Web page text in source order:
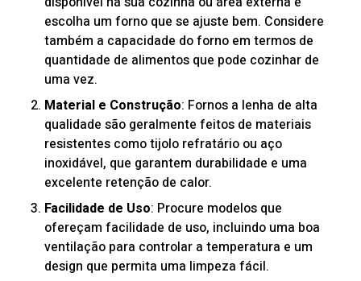
escolha um forno que se ajuste bem. Considere
também a capacidade do forno em termos de
quantidade de alimentos que pode cozinhar de
uma vez.
Material e Construção: Fornos a lenha de alta
qualidade são geralmente feitos de materiais
resistentes como tijolo refratário ou aço
inoxidável, que garantem durabilidade e uma
excelente retenção de calor.
Facilidade de Uso: Procure modelos que
ofereçam facilidade de uso, incluindo uma boa
ventilação para controlar a temperatura e um
design que permita uma limpeza fácil.